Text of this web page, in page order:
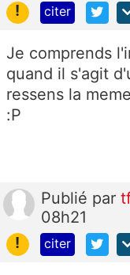
!
citer
Je comprends
quand il s'agit
ressens la
:P
Publié par
08h21
!
citer